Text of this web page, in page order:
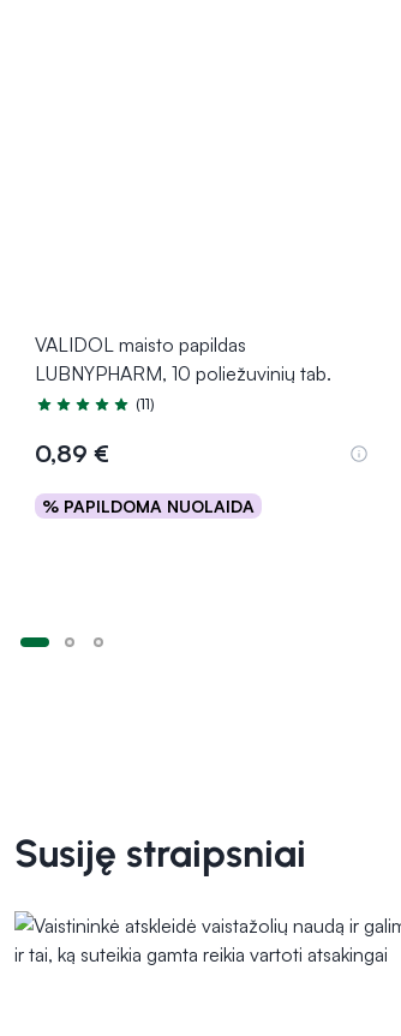
VALIDOL maisto papildas
LUBNYPHARM, 10 poliežuvinių tab.
Įvertinimas 5.0 iš 5
(11)
0,89 €
% PAPILDOMA NUOLAIDA
Į krepšelį
Susiję straipsniai